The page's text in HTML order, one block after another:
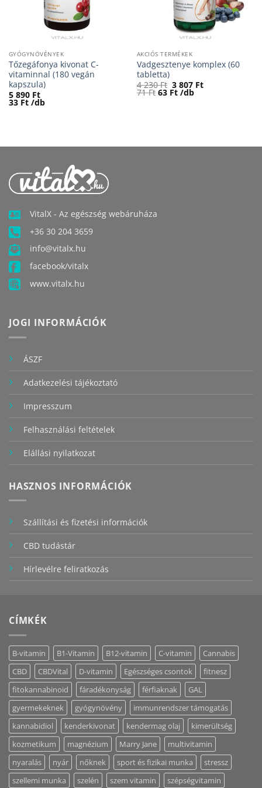
GYÓGYNÖVÉNYEK
Tőzegáfonya kivonat C-
vitaminnal (180 vegán
kapszula)
5 890 Ft
33 Ft /db
AKCIÓS TERMÉKEK
Vadgesztenye komplex (60
tabletta)
4 230Ft Original
price
was:
3 807 FtCurrent
price
71Ft 63 Ft /db
VitalX - Az egészség webáruháza
+36 30 204 3659
info@vitalx.hu
facebook/vitalx
www.vitalx.hu
JOGI INFORMÁCIÓK
ÁSZF
Adatkezelési tájékoztató
Impresszum
Felhasználási feltételek
Elállási nyilatkozat
HASZNOS INFORMÁCIÓK
Szállítási és fizetési információk
CBD tudástár
Hírlevélre feliratkozás
CÍMKÉK
B-vitamin B1-Vitamin B12-vitamin C-vitamin
Cannabis
CBD
CBDVital D-vitamin Egészséges csontok
fitnesz
fitokannabinoid
fáradékonyság férfiaknak
GAL
gyermekeknek
gyógynövény
immunrendszer támogatás
kannabidiol
kenderkivonat kendermag olaj
kimerültség
kozmetikum
magnézium Marry Jane
multivitamin
nyaralás
nyár nőknek sport és fizikai munka
stressz
szellemi munka
szelén szem vitamin szépségvitamin